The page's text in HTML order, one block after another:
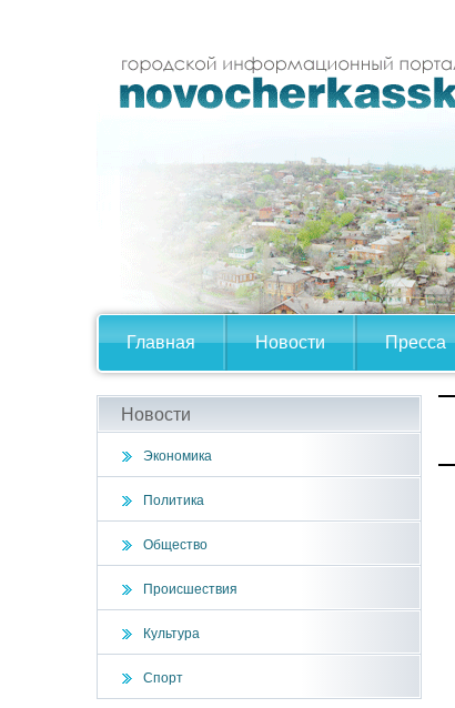
Главная Новости Пресса
Новости
Экономика
Политика
Общество
Происшествия
Культура
Спорт